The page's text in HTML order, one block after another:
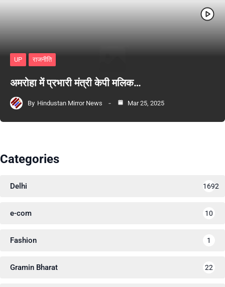
UP राजनीति
अमरोहा में प्रभारी मंत्री केपी मलिक…
By Hindustan Mirror News Mar 25, 2025
Categories
Delhi 1692
e-com 10
Fashion 1
Gramin Bharat 22